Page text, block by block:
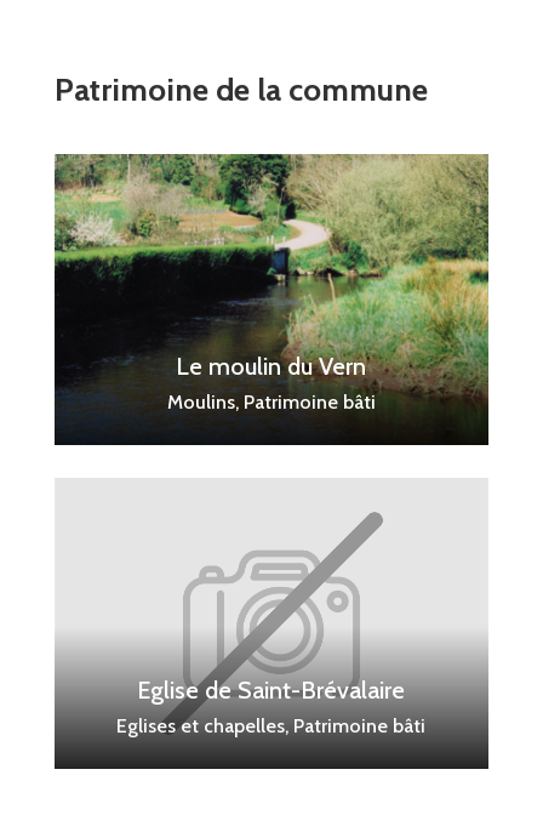
Patrimoine de la commune
Le moulin du Vern
Moulins, Patrimoine bâti
Eglise de Saint-Brévalaire
Eglises et chapelles, Patrimoine bâti